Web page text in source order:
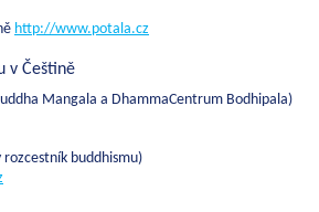
http://www.potala.cz
v Češtině
Mangala a DhammaCentrum Bodhipala)
rozcestník buddhismu)